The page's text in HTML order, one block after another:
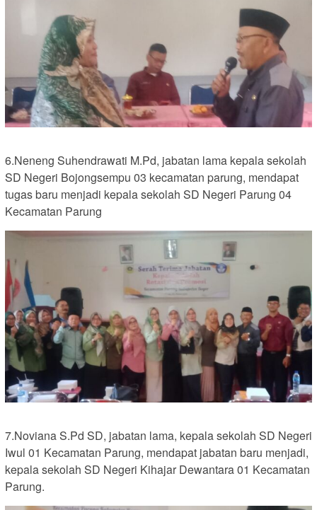
6.Neneng Suhendrawati M.Pd, jabatan lama kepala sekolah
SD Negeri Bojongsempu 03 kecamatan parung, mendapat
tugas baru menjadi kepala sekolah SD Negeri Parung 04
Kecamatan Parung
7.Noviana S.Pd SD, jabatan lama, kepala sekolah SD Negeri
Iwul 01 Kecamatan Parung, mendapat jabatan baru menjadi,
kepala sekolah SD Negeri Kihajar Dewantara 01 Kecamatan
Parung.